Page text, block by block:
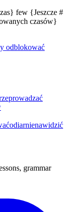
few {Jeszcze #
czasów}
odblokować
odiarnienawidzić
grammar